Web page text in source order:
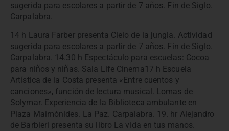
sugerida para escolares a partir de 7 años. Fin de Siglo.
Carpalabra.
14 h Laura Farber presenta Cielo de la jungla. Actividad
sugerida para escolares a partir de 7 años. Fin de Siglo.
Carpalabra. 14.30 h Espectáculo para escuelas: Cocoa
para niños y niñas. Sala Life Cinema17 h Escuela
Artística de la Costa presenta «Entre cuentos y
canciones», función de lectura musical. Lomas de
Solymar. Experiencia de la Biblioteca ambulante en
Plaza Maimónides. La Paz. Carpalabra. 19. hr Alejandro
de Barbieri presenta su libro La vida en tus manos.